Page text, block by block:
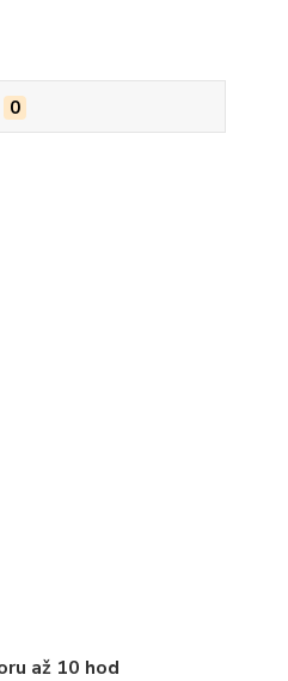
0
až 10 hod